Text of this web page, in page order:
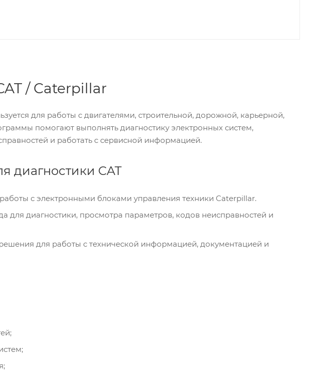
/ Caterpillar
для работы с двигателями, строительной, дорожной, карьерной,
помогают выполнять диагностику электронных систем,
и работать с сервисной информацией.
диагностики CAT
с электронными блоками управления техники Caterpillar.
для диагностики, просмотра параметров, кодов неисправностей и
для работы с технической информацией, документацией и